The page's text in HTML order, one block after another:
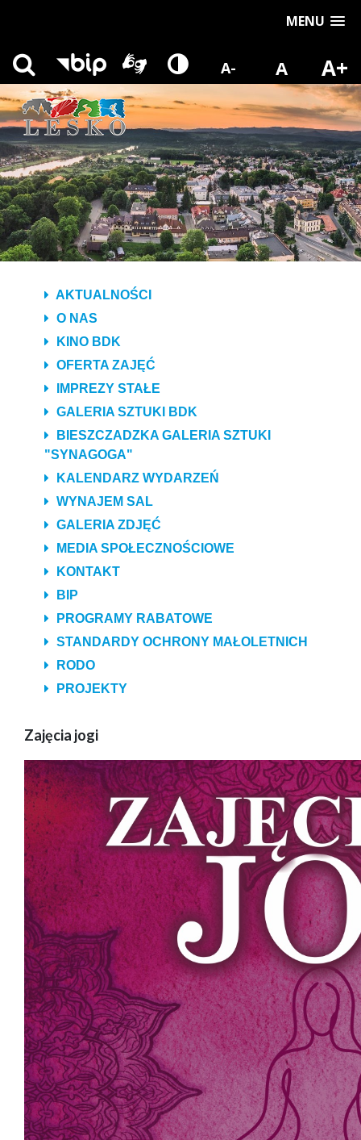
MENU
A- A A+
AKTUALNOŚCI
O NAS
KINO BDK
OFERTA ZAJĘĆ
IMPREZY STAŁE
GALERIA SZTUKI BDK
BIESZCZADZKA GALERIA SZTUKI
"SYNAGOGA"
KALENDARZ WYDARZEŃ
WYNAJEM SAL
GALERIA ZDJĘĆ
MEDIA SPOŁECZNOŚCIOWE
KONTAKT
BIP
PROGRAMY RABATOWE
STANDARDY OCHRONY MAŁOLETNICH
RODO
PROJEKTY
Zajęcia jogi